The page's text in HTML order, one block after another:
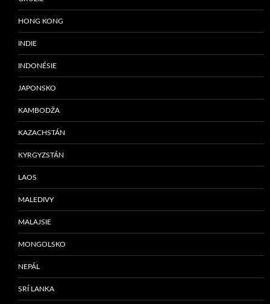
HONG KONG
INDIE
INDONÉSIE
JAPONSKO
KAMBODŽA
KAZACHSTÁN
KYRGYZSTÁN
LAOS
MALEDIVY
MALAJSIE
MONGOLSKO
NEPÁL
SRÍ LANKA